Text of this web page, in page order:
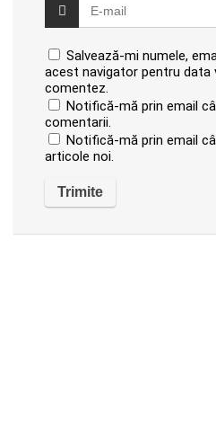
Salvează-mi numele,
acest navigator pentru data
comentez.
Notifică-mă prin email
comentarii.
Notifică-mă prin email
articole noi.